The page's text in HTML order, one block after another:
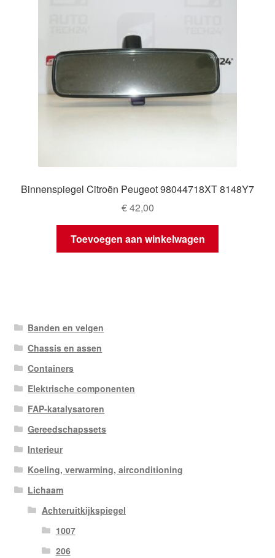
Binnenspiegel Citroën Peugeot 98044718XT 8148Y7
€42,00
Toevoegen aan winkelwagen
Banden en velgen
Chassis en assen
Containers
Elektrische componenten
FAP-katalysatoren
Gereedschapssets
Interieur
Koeling, verwarming, airconditioning
Lichaam
Achteruitkijkspiegel
1007
206